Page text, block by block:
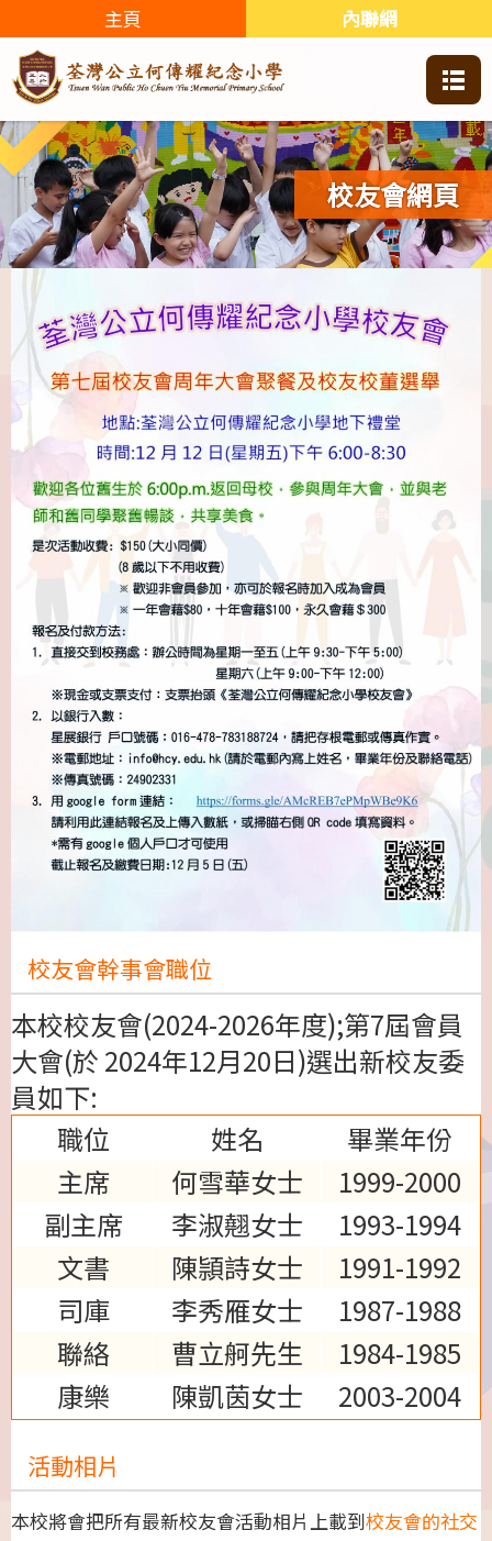
主頁 內聯網
校友會網頁
校友會幹事會職位
本校校友會(2024-2026年度);第7屆會員
大會(於 2024年12月20日)選出新校友委
員如下:
職位
姓名
畢業年份
主席
何雪華女士
1999-2000
副主席
李淑翹女士
1993-1994
文書
陳頴詩女士
1991-1992
司庫
李秀雁女士
1987-1988
聯絡
曹立舸先生
1984-1985
康樂
陳凱茵女士 2003-2004
活動相片
本校將會把所有最新校友會活動相片上載到校友會的社交